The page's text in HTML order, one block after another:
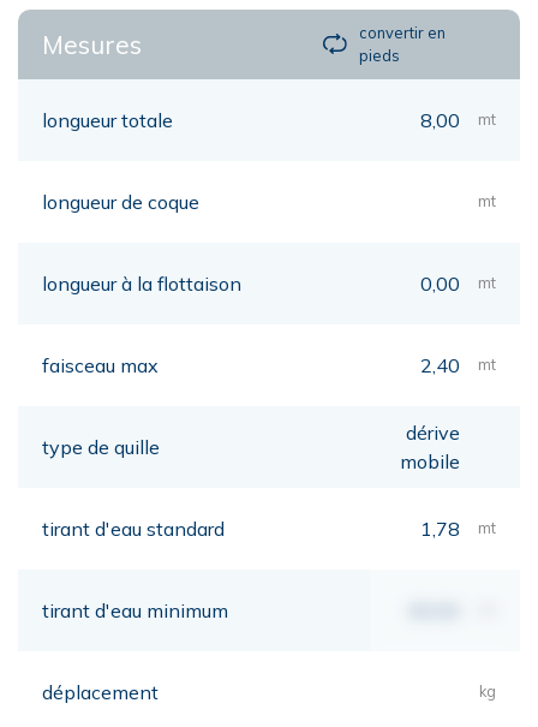
Mesures
convertir en
pieds
longueur totale 8,00 mt
longueur de coque mt
longueur à la flottaison 0,00 mt
faisceau max 2,40 mt
type de quille
dérive
mobile
tirant d'eau standard 1,78 mt
tirant d'eau minimum
déplacement kg